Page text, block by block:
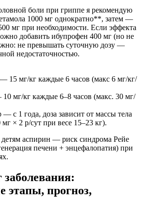
боли при гриппе я рекомендую
1000 мг однократно**, затем —
мг при необходимости. Если эффекта
добавить ибупрофен 400 мг (но не
не превышать суточную дозу —
недостаточностью.
15 мг/кг каждые 6 часов (макс 6 мг/кг/
мг/кг каждые 6–8 часов (макс. 30 мг/
с 1 года, доза зависит от массы тела
× 2 р/сут при весе 15–23 кг).
детям аспирин — риск синдрома Рейе
печени + энцефалопатия) при
этапы, прогноз,